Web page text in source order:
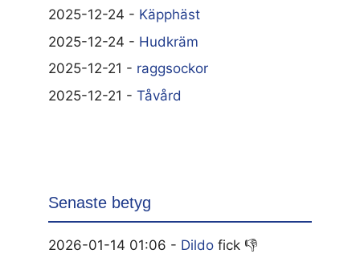
2025-12-24 - Käpphäst
2025-12-24 - Hudkräm
2025-12-21 - raggsockor
2025-12-21 - Tåvård
Senaste betyg
2026-01-14 01:06 - Dildo fick 👎